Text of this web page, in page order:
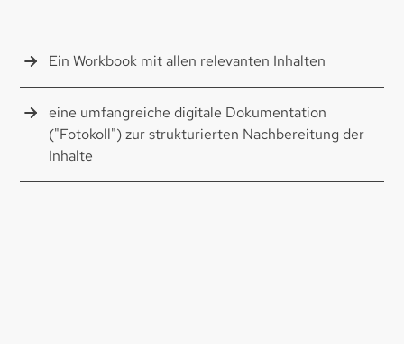
Ein Workbook mit allen relevanten Inhalten
eine umfangreiche digitale Dokumentation
("Fotokoll") zur strukturierten Nachbereitung der
Inhalte